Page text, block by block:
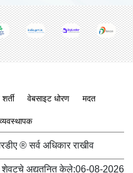
वेबसाइट धोरण मदत
® सर्व अधिकार राखीव
शेवटचे अद्यतनित केले:06-08-2026